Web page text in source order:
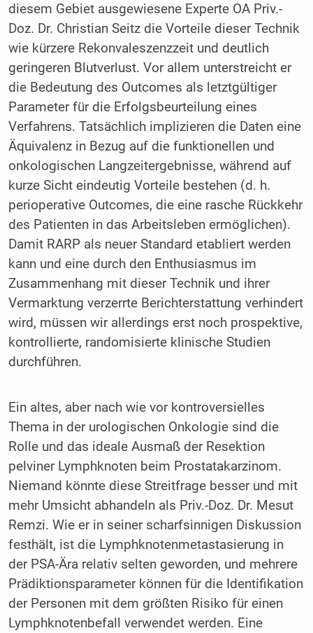
diesem Gebiet ausgewiesene Experte OA Priv.-
Doz. Dr. Christian Seitz die Vorteile dieser Technik
wie kürzere Rekonvaleszenzzeit und deutlich
geringeren Blutverlust. Vor allem unterstreicht er
die Bedeutung des Outcomes als letztgültiger
Parameter für die Erfolgsbeurteilung eines
Verfahrens. Tatsächlich implizieren die Daten eine
Äquivalenz in Bezug auf die funktionellen und
onkologischen Langzeitergebnisse, während auf
kurze Sicht eindeutig Vorteile bestehen (d. h.
perioperative Out­comes, die eine rasche Rückkehr
des Patienten in das Arbeitsleben ermöglichen).
Damit RARP als neuer Standard etabliert werden
kann und eine durch den Enthusiasmus im
Zusammenhang mit dieser Technik und ihrer
Vermarktung verzerrte Berichterstattung verhindert
wird, müssen wir allerdings erst noch prospektive,
kontrollierte, randomisierte klinische Studien
durchführen.
Ein altes, aber nach wie vor kontroversielles
Thema in der urologischen Onkologie sind die
Rolle und das ideale Ausmaß der Resektion
pelviner Lymphknoten beim Prostatakarzinom.
Niemand könnte diese Streitfrage besser und mit
mehr Umsicht abhandeln als Priv.-Doz. Dr. Mesut
Remzi. Wie er in seiner scharfsinnigen Diskussion
festhält, ist die Lymphknotenmetastasierung in
der PSA-Ära relativ selten geworden, und mehrere
Prädiktionsparameter können für die Identifikation
der Personen mit dem größten Risiko für einen
Lymphknotenbefall verwendet werden. Eine